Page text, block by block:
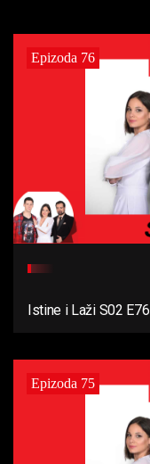
Epizoda 76
Istine i Laži S02 E76
Epizoda 75